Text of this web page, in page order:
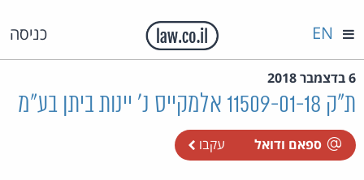
כניסה EN
6 בדצמבר 2018
ת"ק 11509-01-18 אלמקייס נ' יינות ביתן בע"מ
ספאם ודואל עקבו